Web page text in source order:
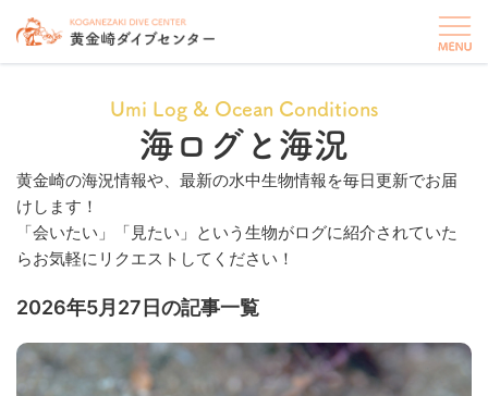
Umi Log & Ocean Conditions
海ログと海況
黄金崎の海況情報や、最新の水中生物情報を毎日更新でお届
けします！
「会いたい」「見たい」という生物がログに紹介されていた
らお気軽にリクエストしてください！
2026年5月27日の記事一覧